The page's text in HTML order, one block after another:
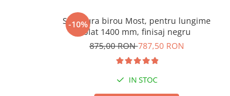
-10%
Structura birou Most, pentru lungime
blat 1400 mm, finisaj negru
875,00 RON787,50 RON
IN STOC